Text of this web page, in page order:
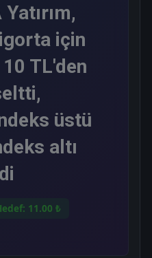
için
TL'den
üstü
altı
11.00 ₺